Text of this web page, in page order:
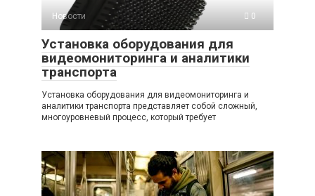
Новости 0
Установка оборудования для
видеомониторинга и аналитики
транспорта
Установка оборудования для видеомониторинга и
аналитики транспорта представляет собой сложный,
многоуровневый процесс, который требует